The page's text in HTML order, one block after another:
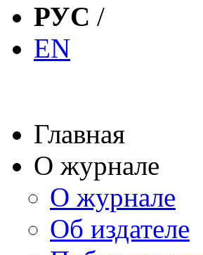
РУС /
EN
Главная
О журнале
О журнале
Об издателе